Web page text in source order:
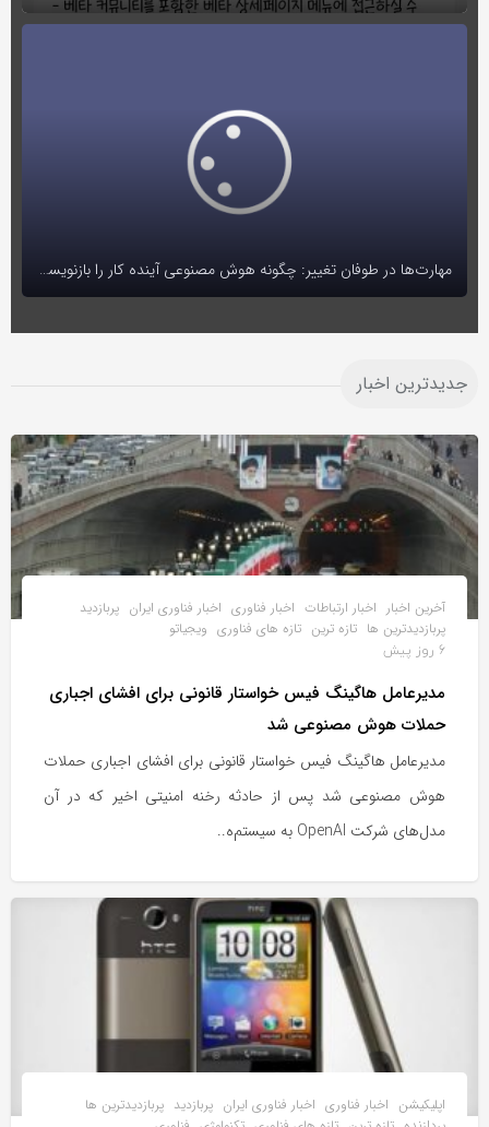
مهارت‌ها در طوفان تغییر: چگونه هوش مصنوعی آینده کار را بازنویسی می‌کند
جدیدترین اخبار
آخرین اخبار اخبار ارتباطات اخبار فناوری اخبار فناوری ایران پربازدید
پربازدیدترین ها تازه ترین تازه های فناوری ویجیاتو
6 روز پیش
مدیرعامل هاگینگ فیس خواستار قانونی برای افشای اجباری
حملات هوش مصنوعی شد
مدیرعامل هاگینگ فیس خواستار قانونی برای افشای اجباری حملات
هوش مصنوعی شد پس از حادثه رخنه امنیتی اخیر که در آن
مدل‌های شرکت OpenAI به سیستم‌ه..
اپلیکیشن اخبار فناوری اخبار فناوری ایران پربازدید پربازدیدترین ها